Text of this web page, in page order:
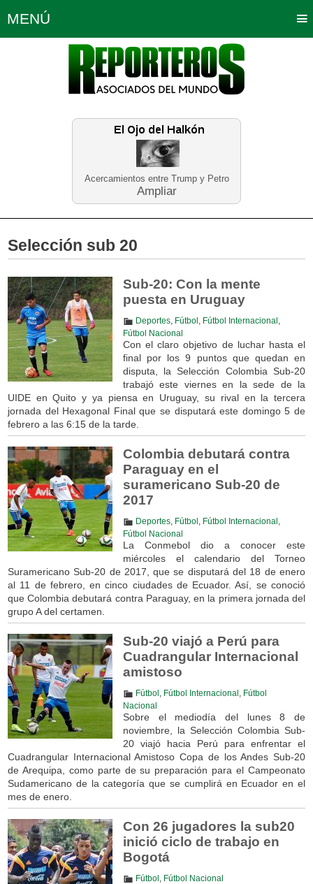
Acercamientos entre Trump y Petro
Ampliar
MENÚ
Política Opinión Bogotá
Planeta Tierra Deportes
Educación Neira
Selección sub 20
Sub-20: Con la mente
puesta en Uruguay​
Deportes, Fútbol Fútbol Internacional
Fútbol Nacional
Con el claro objetivo de luchar hasta el
final por los 9 puntos que quedan en
disputa, la Selección Colombia Sub-20
trabajó este viernes en la sede de la
UIDE en Quito y ya piensa en Uruguay, su rival en la tercera
jornada del Hexagonal Final que se disputará este domingo 5 de
febrero a las 6:15 de la tarde.
Colombia debutará contra
Paraguay en el
suramericano Sub-20 de
2017
Deportes, Fútbol Fútbol Internacional
Fútbol Nacional
La Conmebol dio a conocer este
miércoles el calendario del Torneo
Suramericano Sub-20 de 2017, que se disputará del 18 de enero
al 11 de febrero, en cinco ciudades de Ecuador. Así, se conoció
que Colombia debutará contra Paraguay, en la primera jornada del
grupo A del certamen.
Sub-20 viajó a Perú para
Cuadrangular Internacional
amistoso
Fútbol Fútbol Internacional
Fútbol
Nacional
Sobre el mediodía del lunes 8 de
noviembre, la Selección Colombia Sub-
20 viajó hacia Perú para enfrentar el
Cuadrangular Internacional Amistoso Copa de los Andes Sub-20
de Arequipa, como parte de su preparación para el Campeonato
Sudamericano de la categoría que se cumplirá en Ecuador en el
mes de enero.
Con 26 jugadores la sub20
inició ciclo de trabajo en
Bogotá
Fútbol Fútbol Nacional